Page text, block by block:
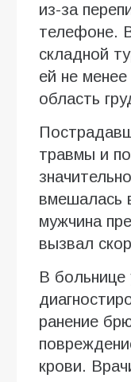
из-за
телефоне.
складной
ей не
область
травмы и
вмешалась
мужчина
вызвал
В
ранение
крови.